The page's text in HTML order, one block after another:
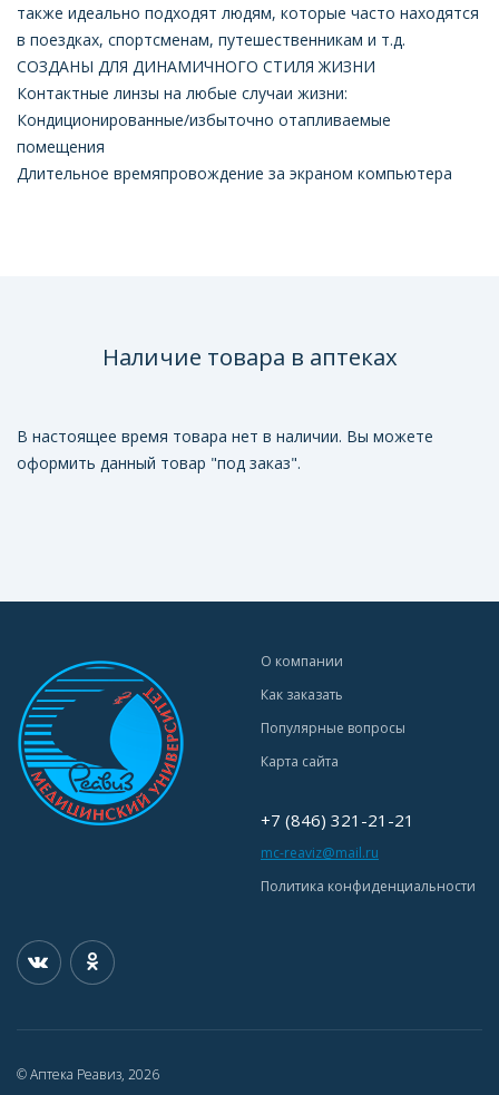
также идеально подходят людям, которые часто находятся
в поездках, спортсменам, путешественникам и т.д.
СОЗДАНЫ ДЛЯ ДИНАМИЧНОГО СТИЛЯ ЖИЗНИ
Контактные линзы на любые случаи жизни:
Кондиционированные/избыточно отапливаемые
помещения
Длительное времяпровождение за экраном компьютера
Наличие товара в аптеках
В настоящее время товара нет в наличии. Вы можете
оформить данный товар "под заказ".
О компании
Как заказать
Популярные вопросы
Карта сайта
+7 (846) 321-21-21
mc-reaviz@mail.ru
Политика конфиденциальности
© Аптека Реавиз, 2026